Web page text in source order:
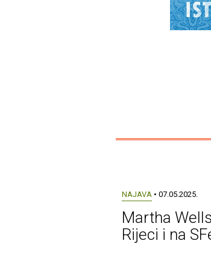
NAJAVA • 07.05.2025.
Martha
Rijeci i na